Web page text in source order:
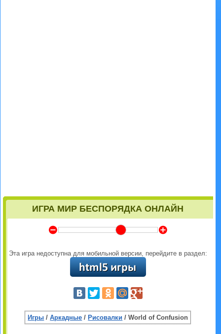
ИГРА МИР БЕСПОРЯДКА ОНЛАЙН
Y Z
Эта игра недоступна для мобильной версии, перейдите в раздел:
Игры /Аркадные / Рисовалки / World of Confusion